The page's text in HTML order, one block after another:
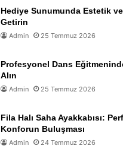
Hediye Sunumunda Estetik
Getirin
Admin 25 Temmuz 2026
Profesyonel Dans
Alın
Admin 25 Temmuz 2026
Fila Halı Saha Ayakkabısı:
Konforun Buluşması
Admin 24 Temmuz 2026